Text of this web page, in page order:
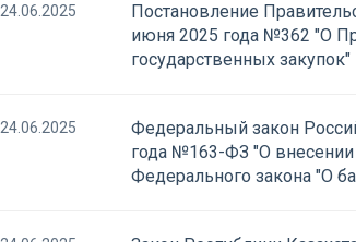
24.06.2025
Постановление
июня 2025 года №362 "О
государственных закупок"
24.06.2025
Федеральный закон
года №163-ФЗ "О
Федерального закона "О